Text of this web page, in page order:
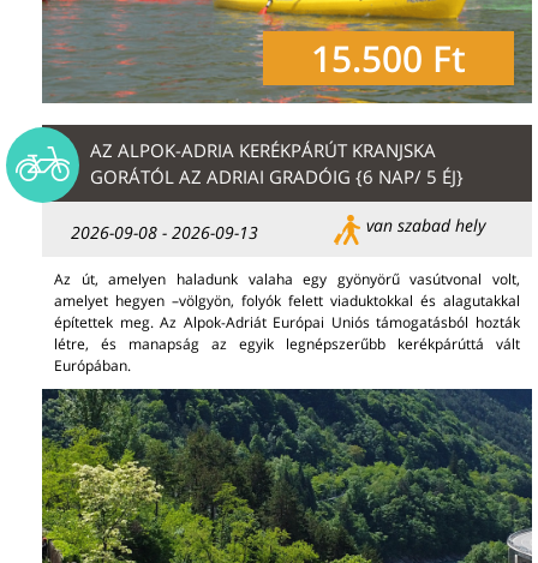
15.500 Ft
AZ ALPOK-ADRIA KERÉKPÁRÚT KRANJSKA
GORÁTÓL AZ ADRIAI GRADÓIG {6 NAP/ 5 ÉJ}
2026-09-08 - 2026-09-13 van szabad hely
Az út, amelyen haladunk valaha egy gyönyörű vasútvonal volt,
amelyet hegyen –völgyön, folyók felett viaduktokkal és alagutakkal
építettek meg. Az Alpok-Adriát Európai Uniós támogatásból hozták
létre, és manapság az egyik legnépszerűbb kerékpárúttá vált
Európában.